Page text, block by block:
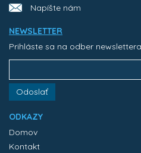
Napíšte nám
NEWSLETTER
Prihláste sa na odber
Odoslať
ODKAZY
Domov
Kontakt